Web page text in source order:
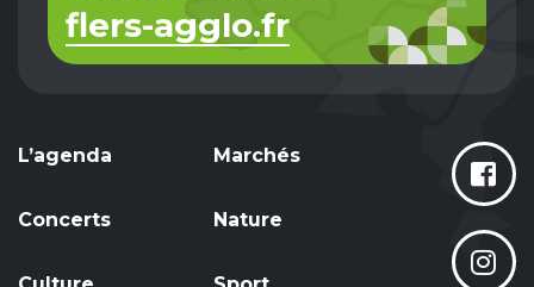
flers-agglo.fr
L’agenda
Concerts
Marchés
Nature